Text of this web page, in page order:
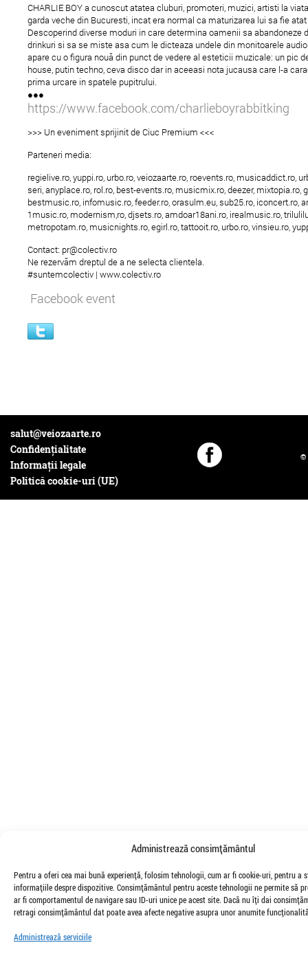
Administrează consimțământul
Pentru a oferi cea mai bună experiență, folosim tehnologii, cum ar fi cookie-uri, pentru a
informațiile despre dispozitive. Consimțământul pentru aceste tehnologii ne permite să
ar fi comportamentul de navigare sau ID-uri unice pe acest site. Dacă nu îți dai
retragi consimțământul dat poate avea afecte negative asupra unor anumite
Administrează serviciile
CHARLIE BOY a cunoscut atatea cluburi, promoteri, muzici, artisti la
garda veche din Bucuresti, incat era normal ca maturizarea lui sa fie
Descoperind diverse moduri in care determina oamenii sa abandoneze
drinkuri si sa se miste asa cum le dicteaza undele din monitoarele
apare cu o figura nouă din punct de vedere al esteticii muzicale: un pic
house, putin techno, ceva disco dar in aceeasi nota jucausa care l-a
prima urcare in spatele pupitrului.
●●●
https://www.facebook.com/charlieboyrabbitking
>>> Un eveniment sprijinit de Ciuc Premium <<<
Parteneri media:
regielive.ro, yuppi.ro, urbo.ro, veiozaarte.ro, roevents.ro, musicaddict.ro,
seri, anyplace.ro, rol.ro, best-events.ro, musicmix.ro, deezer, mixtopia.ro,
bestmusic.ro, infomusic.ro, feeder.ro, orasulm.eu, sub25.ro, iconcert.ro,
1music.ro, modernism,ro, djsets.ro, amdoar18ani.ro, irealmusic.ro,
metropotam.ro, musicnights.ro, egirl.ro, tattooit.ro, urbo.ro, vinsieu.ro,
Contact: pr@colectiv.ro
Ne rezervăm dreptul de a ne selecta clientela.
#suntemcolectiv | www.colectiv.ro
Facebook event
salut@veiozaarte.ro
Confidențialitate
Informații legale
Politică cookie-uri (UE)
©